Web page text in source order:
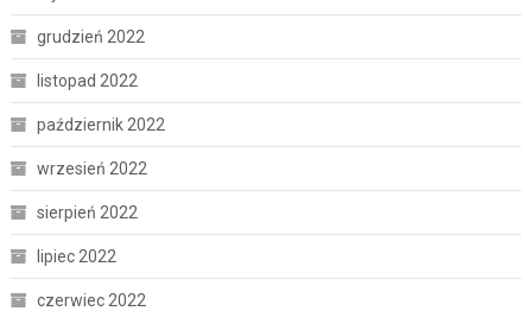
grudzień 2022
listopad 2022
październik 2022
wrzesień 2022
sierpień 2022
lipiec 2022
czerwiec 2022